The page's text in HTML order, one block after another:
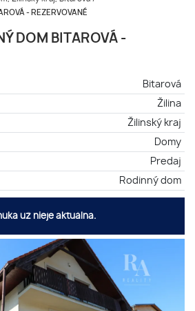
- REZERVOVANÉ
DOM BITAROVÁ -
Bitarová
Žilina
Žilinský kraj
Domy
Predaj
Rodinný dom
už nieje aktuálna.